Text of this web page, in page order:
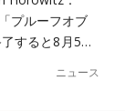
プルーフオブ
すると8月5…
ニュース